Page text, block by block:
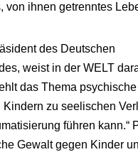
von ihnen getrenntes
des Deutschen
weist in der WELT
das Thema
zu seelischen
führen kann.“
Gewalt gegen Kinder